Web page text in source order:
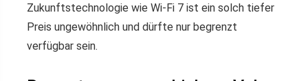
Zukunftstechnologie wie Wi-Fi 7 ist ein solch tiefer
Preis ungewöhnlich und dürfte nur begrenzt
verfügbar sein.